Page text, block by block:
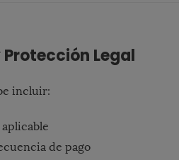
Legal
incluir:
de pago